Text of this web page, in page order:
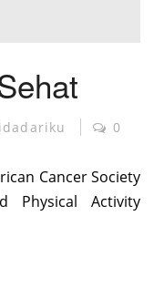
0
Cancer Society
Physical Activity